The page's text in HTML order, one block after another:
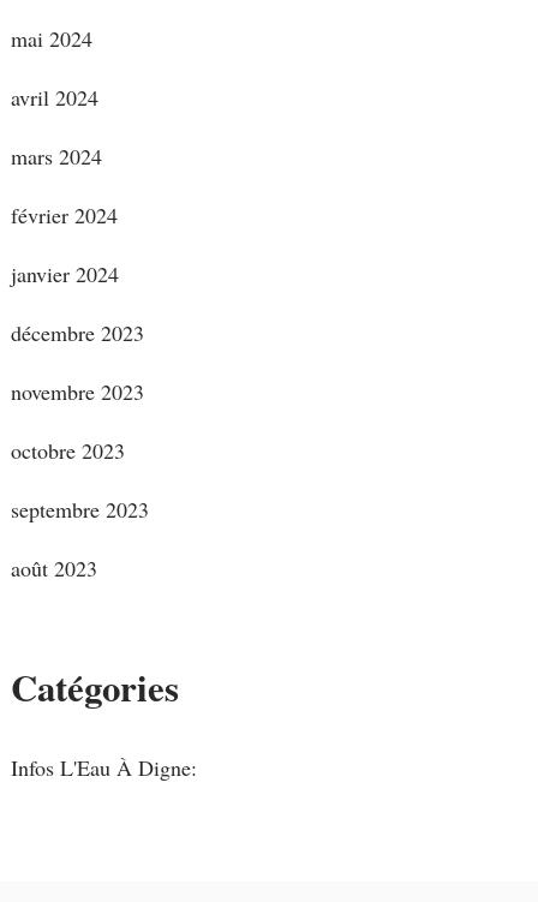
mai 2024
avril 2024
mars 2024
février 2024
janvier 2024
décembre 2023
novembre 2023
octobre 2023
septembre 2023
août 2023
Catégories
Infos L'Eau À Digne: